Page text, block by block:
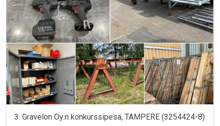
3. Gravelon Oy:n konkurssipesä, TAMPERE (3254424-8)